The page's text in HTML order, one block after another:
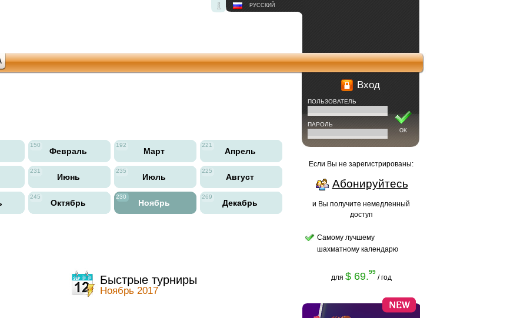
РУССКИЙ
150
Февраль
192
Март
221
Апрель
231
Июнь
235
Июль
225
Август
245
Октябрь
230
Ноябрь
269
Декабрь
Быстрые турниры
Ноябрь 2017
Вход
OK
ПОЛЬЗОВАТЕЛЬ
ПАРОЛЬ
Если Вы не зарегистрированы:
Абонируйтесь
и Вы получите немедленный
доступ
Самому лучшему
шахматному календарю
для $ 69.99
/ год